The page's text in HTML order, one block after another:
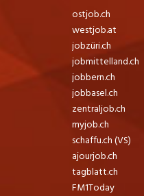
ostjob.ch
westjob.at
jobzüri.ch
jobmittelland.ch
jobbern.ch
jobbasel.ch
zentraljob.ch
myjob.ch
schaffu.ch (VS)
ajourjob.ch
tagblatt.ch
FM1Today